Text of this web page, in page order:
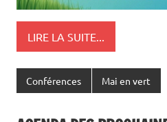
LIRE LA SUITE...
Conférences Mai en vert